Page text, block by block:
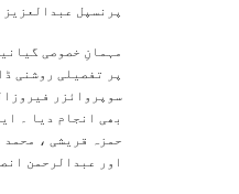
پرنسپل
مہمانِ خصوصی
پر تفصیلی روشنی
سوپروائزر
بھی انجام دیا ۔
حمزہ قریشی ،
اور عبدالرحمن